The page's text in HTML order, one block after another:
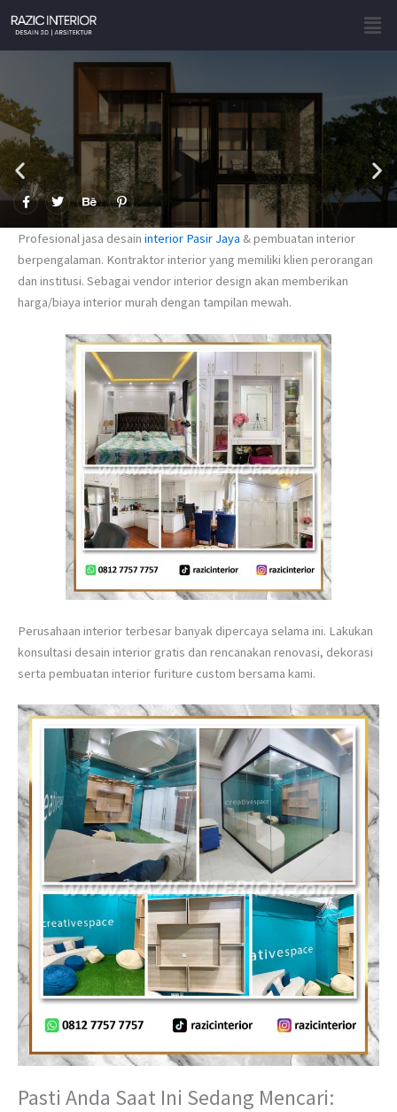
content
F
a
e
b
o
k
f
T
w
t
t
e
r
B
e
h
a
n
c
P
i
n
t
e
r
s
-
Profesional jasa desain interior Pasir Jaya & pembuatan interior
berpengalaman. Kontraktor interior yang memiliki klien perorangan
dan institusi. Sebagai vendor interior design akan memberikan
harga/biaya interior murah dengan tampilan mewah.
Perusahaan interior terbesar banyak dipercaya selama ini. Lakukan
konsultasi desain interior gratis dan rencanakan renovasi, dekorasi
serta pembuatan interior furiture custom bersama kami.
Pasti Anda Saat Ini Sedang Mencari: